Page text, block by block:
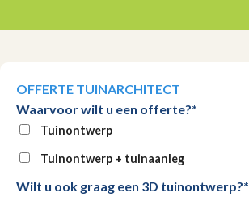
OFFERTE TUINARCHITECT
Waarvoor wilt u een offerte?*
Tuinontwerp
Tuinontwerp + tuinaanleg
Wilt u ook graag een 3D tuinontwerp?*